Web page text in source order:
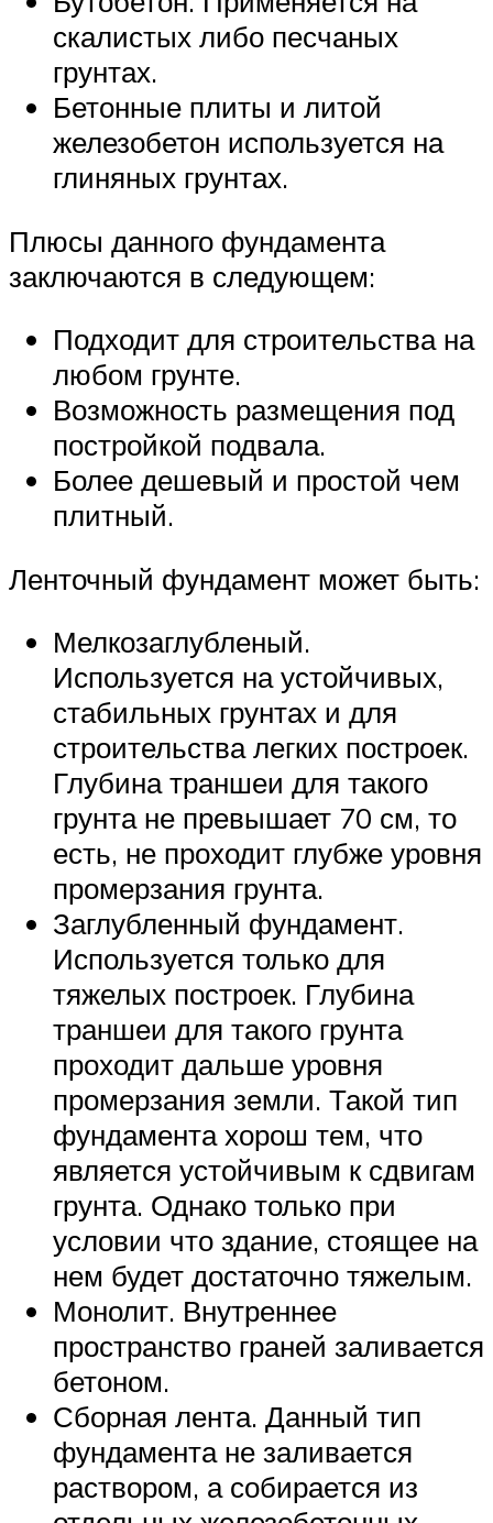
скалистых либо песчаных
грунтах.
Бетонные плиты и литой
железобетон используется на
глиняных грунтах.
Плюсы данного фундамента
заключаются в следующем:
Подходит для строительства на
любом грунте.
Возможность размещения под
постройкой подвала.
Более дешевый и простой чем
плитный.
Ленточный фундамент может быть:
Мелкозаглубленый.
Используется на устойчивых,
стабильных грунтах и для
строительства легких построек.
Глубина траншеи для такого
грунта не превышает 70 см, то
есть, не проходит глубже уровня
промерзания грунта.
Заглубленный фундамент.
Используется только для
тяжелых построек. Глубина
траншеи для такого грунта
проходит дальше уровня
промерзания земли. Такой тип
фундамента хорош тем, что
является устойчивым к сдвигам
грунта. Однако только при
условии что здание, стоящее на
нем будет достаточно тяжелым.
Монолит. Внутреннее
пространство граней заливается
бетоном.
Сборная лента. Данный тип
фундамента не заливается
раствором, а собирается из